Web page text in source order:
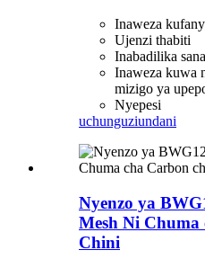
Inaweza
Ujenzi thabiti
Inabadilika sana
Inaweza kuwa
mizigo ya
Nyepesi
uchunguziundani
Nyenzo ya
Mesh Ni Chuma
Chini